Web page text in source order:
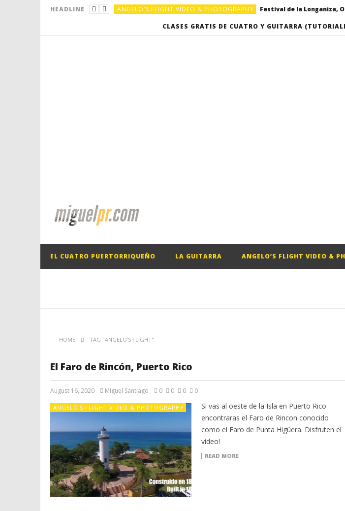
HEADLINE ANGELO'S FLIGHT VIDEO & PHOTOGRAPHY Festival de la Longaniza,
ANGELO'S FLIGHT VIDEO & PHOTOGRAPHY Video musical “Basket”,
CLASES GRATIS DE CUATRO Y GUITARRA
EL CUATRO PUERTORRIQUEÑO LA GUITARRA ANGELO’S FLIGHT VIDEO &
HOME TAG "ANGELO’S FLIGHT"
El Faro de Rincón, Puerto Rico
August 16, 2020 Miguel Santiago 0 0 0 0
ANGELO'S FLIGHT VIDEO & PHOTOGRAPHY
Si vas al oeste de la Isla en Puerto Rico
encontraras el Faro de Rincon conocido
como el Faro de Punta Higüera. Disfruten el
video!
READ MORE